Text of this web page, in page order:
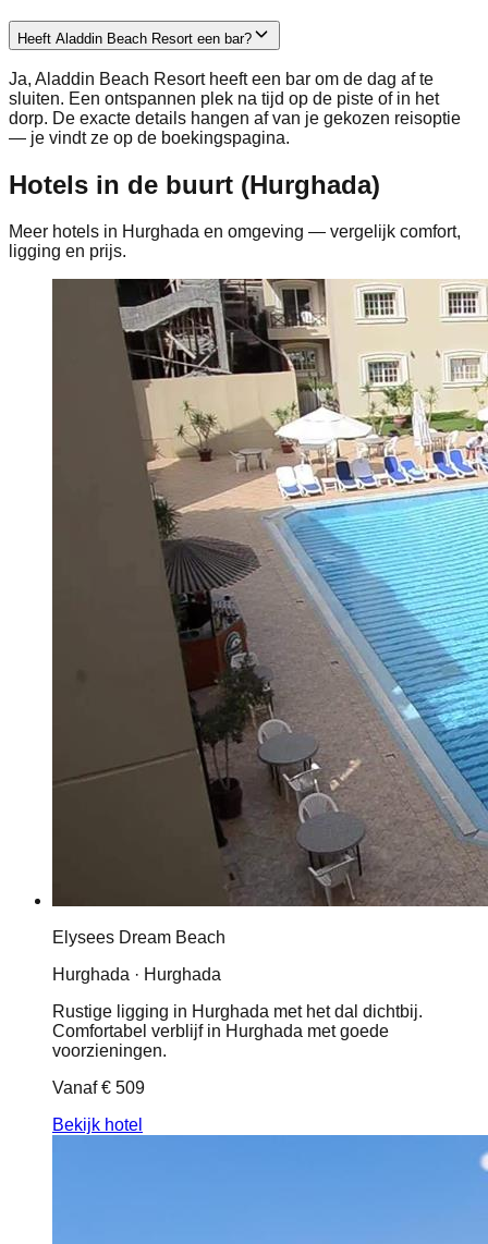
Heeft Aladdin Beach Resort een bar?
Ja, Aladdin Beach Resort heeft een bar om de dag af te
sluiten. Een ontspannen plek na tijd op de piste of in het
dorp. De exacte details hangen af van je gekozen reisoptie
— je vindt ze op de boekingspagina.
Hotels in de buurt (Hurghada)
Meer hotels in Hurghada en omgeving — vergelijk comfort,
ligging en prijs.
Elysees Dream Beach
Hurghada · Hurghada
Rustige ligging in Hurghada met het dal dichtbij.
Comfortabel verblijf in Hurghada met goede
voorzieningen.
Vanaf€ 509
Bekijk hotel